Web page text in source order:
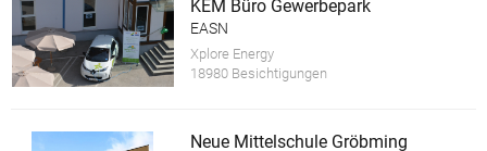
KEM Büro Gewerbepark
EASN
Xplore Energy
18980 Besichtigungen
Neue Mittelschule Gröbming